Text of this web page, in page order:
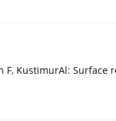
F, KustimurAl: